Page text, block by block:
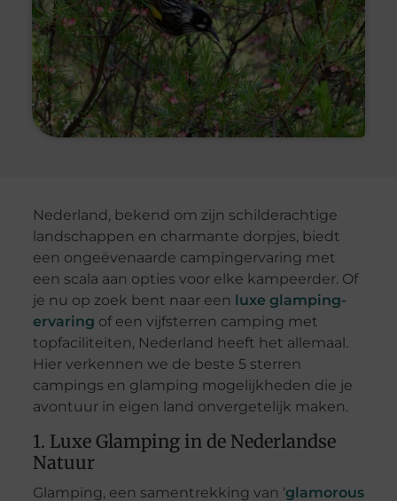
Nederland, bekend om zijn schilderachtige
landschappen en charmante dorpjes, biedt
een ongeëvenaarde campingervaring met
een scala aan opties voor elke kampeerder. Of
je nu op zoek bent naar een luxe glamping-
ervaring of een vijfsterren camping met
topfaciliteiten, Nederland heeft het allemaal.
Hier verkennen we de beste 5 sterren
campings en glamping mogelijkheden die je
avontuur in eigen land onvergetelijk maken.
1. Luxe Glamping in de Nederlandse
Natuur
Glamping, een samentrekking van ‘glamorous